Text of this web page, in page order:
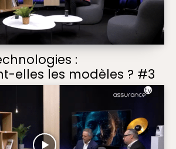
:
elles les modèles ? #3